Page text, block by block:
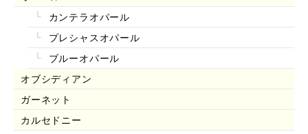
カンテラオパール
プレシャスオパール
ブルーオパール
オブシディアン
ガーネット
カルセドニー